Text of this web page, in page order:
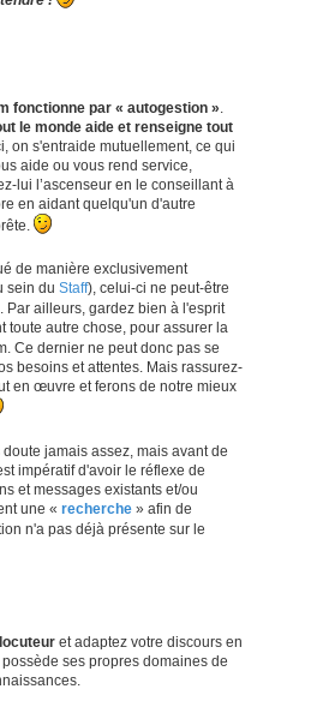
fonctionne par « autogestion »
le monde aide et renseigne tout
on s'entraide mutuellement, ce qui
aide ou vous rend service,
lui l’ascenseur en le conseillant à
en aidant quelqu'un d'autre
de manière exclusivement
sein du Staff), celui-ci ne peut-être
Par ailleurs, gardez bien à l'esprit
toute autre chose, pour assurer la
Ce dernier ne peut donc pas se
besoins et attentes. Mais rassurez-
en œuvre et ferons de notre mieux
jamais assez, mais avant de
impératif d'avoir le réflexe de
et messages existants et/ou
une « recherche » afin de
n'a pas déjà présente sur le
et adaptez votre discours en
ses propres domaines de